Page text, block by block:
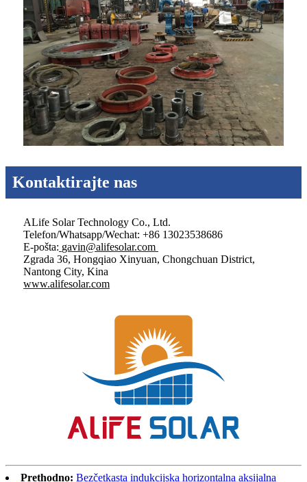
Kontaktirajte nas
ALife Solar Technology Co., Ltd.
Telefon/Whatsapp/Wechat: +86 13023538686
E-pošta: gavin@alifesolar.com
Zgrada 36, ​​Hongqiao Xinyuan, Chongchuan District,
Nantong City, Kina
www.alifesolar.com
Prethodno: Bezčetkasta indukcijska horizontalna aksijalna